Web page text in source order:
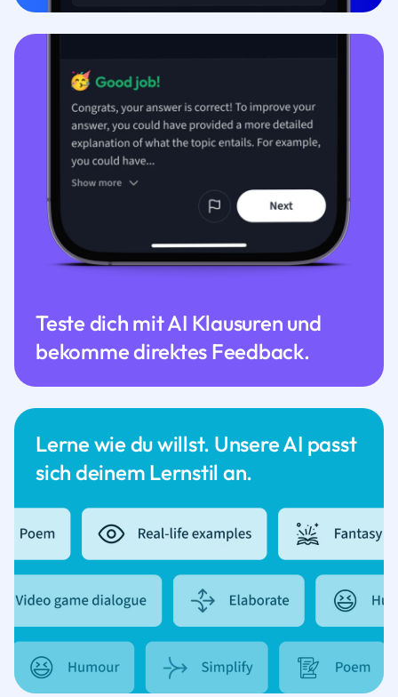
Lerne wie du willst. Unsere AI passt
sich deinem Lernstil an.
Teste dich mit AI Klausuren und
bekomme direktes Feedback.